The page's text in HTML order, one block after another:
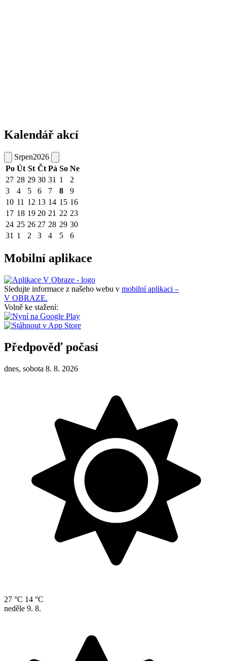
Kalendář akcí
Srpen2026
Po Út St Čt Pá So Ne
27 28 29 30 31 1
2
3
4 5 6 7 8
9
10 11 12 13 14 15 16
17 18 19 20 21 22 23
24 25 26 27 28 29 30
31 1 2 3 4 5 6
Mobilní aplikace
Sledujte informace z našeho webu v mobilní aplikaci –
V OBRAZE.
Volně ke stažení:
Předpověď počasí
dnes, sobota 8. 8. 2026
27 °C 14 °C
neděle 9. 8.